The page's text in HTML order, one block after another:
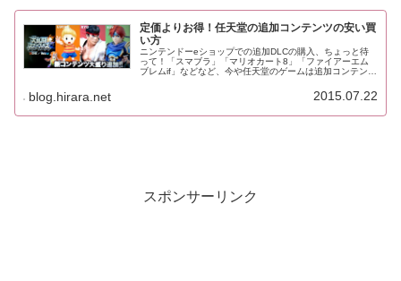
定価よりお得！任天堂の追加コンテンツの安い買
い方
ニンテンドーeショップでの追加DLCの購入、ちょっと待
って！「スマブラ」「マリオカート8」「ファイアーエム
ブレムif」などなど、今や任天堂のゲームは追加コンテンツ
blog.hirara.net 2015.07.22
スポンサーリンク